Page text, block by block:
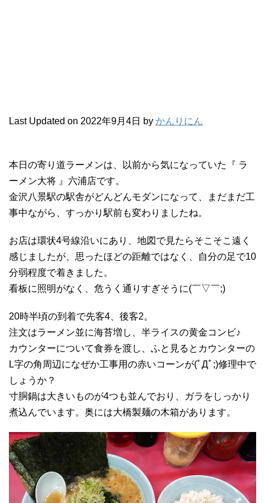
Last Updated on 2022年9月4日 by かんりにん
本日の寄り道ラーメンは、以前から気になっていた『 ラ
ーメン大将 』六浦店です。
金沢八景駅の駅舎がどんどんモダンになって、まだまだ工
事中ながら、すっかり駅前も変わりましたね。
お店は環状4号線沿いにあり、地図で見たらそこそこ遠く
感じましたが、思ったほどの距離ではなく、自分の足で10
分弱程度で着きました。
看板に照明がなく、危うく通りすぎそうに(￣▽￣;)
20時半頃の到着で先客4、後客2。
注文はラーメン並に海苔増し、半ライスの黄金コンビ♪
カウンターについて食券を渡し、ふと見るとカウンターの
L字の角周辺になぜか工事用の赤いコーンが(ﾟДﾟ;)修理中で
しょうか？
寸胴鍋は大きいものが4つも並んでおり、ガラをしっかり
煮込んでいます。奥には大橋製麺の木箱があります。